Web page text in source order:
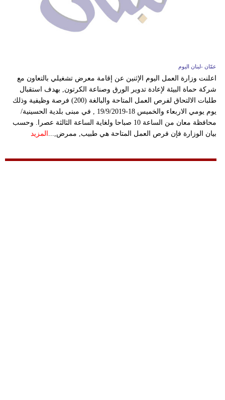
عمّان -لبنان اليوم
اعلنت وزارة العمل اليوم الإثنين عن إقامة معرض تشغيلي بالتعاون مع
شركة حماة البيئة لإعادة تدوير الورق وصناعة الكرتون, بهدف استقبال
طلبات الالتحاق لفرص العمل المتاحة والبالغة (200) فرصة وظيفية وذلك
يوم يومي الاربعاء والخميس 18-19/9/2019 , في مبنى بلدية الحسينية/
محافظة معان من الساعة 10 صباحا ولغاية الساعة الثالثة عصرا. وحسب
بيان الوزارة فإن فرص العمل المتاحة هي طبيب, ممرض,...
المزيد